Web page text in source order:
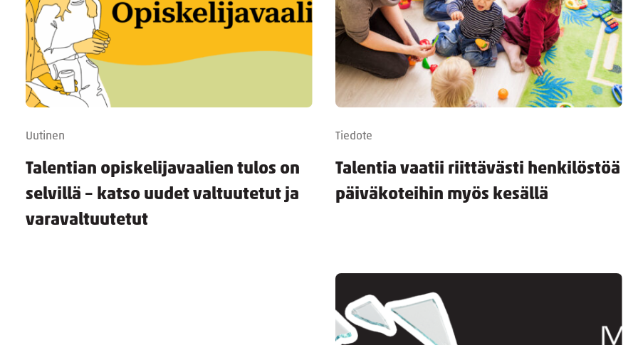
Uutinen
Talentian opiskelijavaalien tulos on
selvillä – katso uudet valtuutetut ja
varavaltuutetut
Tiedote
Talentia vaatii riittävästi henkilöstöä
päiväkoteihin myös kesällä